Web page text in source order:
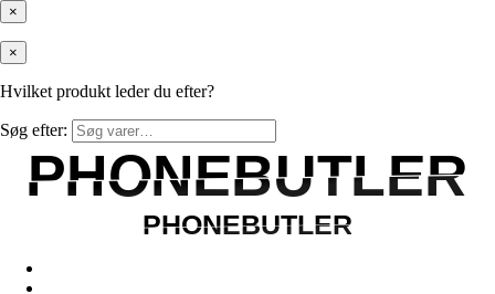
×
×
Hvilket produkt leder du efter?
Søg efter:
PHONEBUTLER
PHONEBUTLER
PHONEBUTLER
PHONEBUTLER